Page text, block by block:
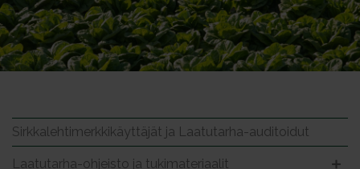
Sirkkalehtimerkkikäyttäjät ja Laatutarha-auditoidut
Laatutarha-ohjeisto ja tukimateriaalit